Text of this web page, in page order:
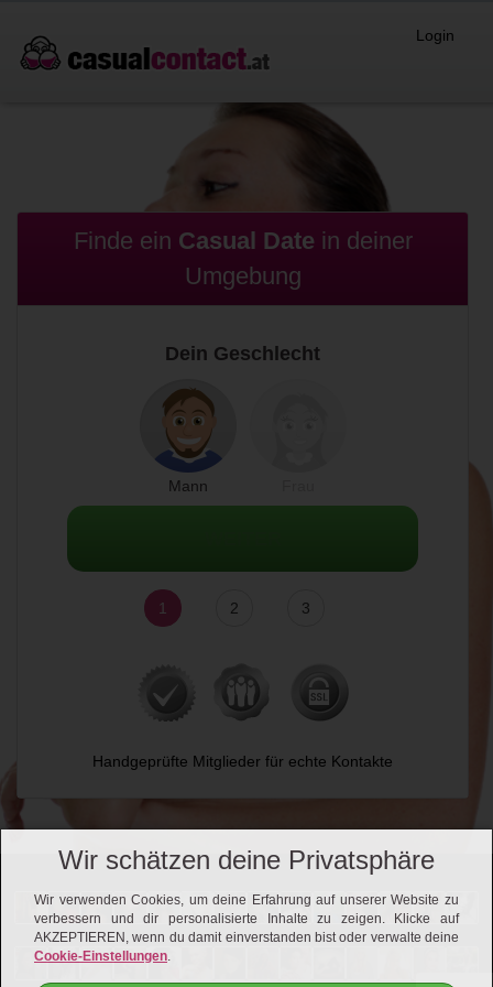
Login
Finde ein Casual Date in deiner
Umgebung
Dein Geschlecht
Mann
1 2 3
Handgeprüfte Mitglieder für echte Kontakte
Wir schätzen deine Privatsphäre
Wir verwenden Cookies, um deine Erfahrung auf unserer Website zu
verbessern und dir personalisierte Inhalte zu zeigen. Klicke auf
AKZEPTIEREN, wenn du damit einverstanden bist oder verwalte deine
Cookie-Einstellungen.